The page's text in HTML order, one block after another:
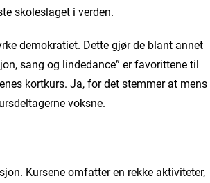
skoleslaget i verden.
demokratiet. Dette gjør de blant annet
sang og lindedance” er favorittene til
kortkurs. Ja, for det stemmer at mens
voksne.
Kursene omfatter en rekke aktiviteter,